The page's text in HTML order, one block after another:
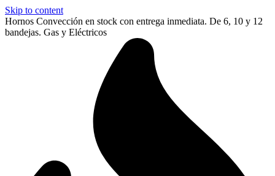
Skip to content
Hornos Convección en stock con entrega inmediata. De 6, 10 y 12
bandejas. Gas y Eléctricos